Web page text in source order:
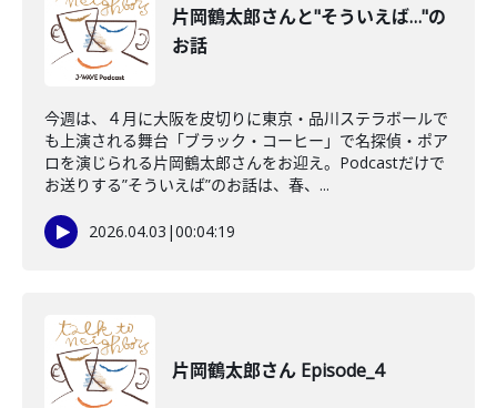
片岡鶴太郎さんと"そういえば…"の
お話
今週は、４月に大阪を皮切りに東京・品川ステラボールで
も上演される舞台「ブラック・コーヒー」で名探偵・ポア
ロを演じられる片岡鶴太郎さんをお迎え。Podcastだけで
お送りする”そういえば”のお話は、春、...
2026.04.03 |00:04:19
片岡鶴太郎さん Episode_4